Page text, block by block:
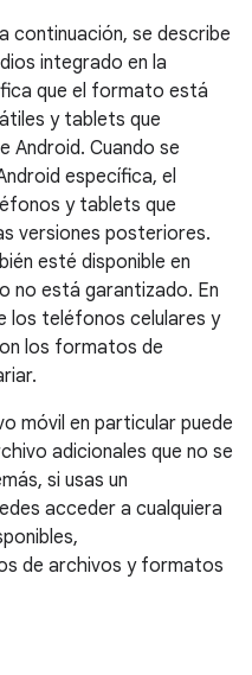
continuación, se describe
integrado en la
que el formato está
y tablets que
Android. Cuando se
específica, el
y tablets que
versiones posteriores.
esté disponible en
no está garantizado. En
teléfonos celulares y
los formatos de
móvil en particular puede
adicionales que no se
si usas un
acceder a cualquiera
de archivos y formatos